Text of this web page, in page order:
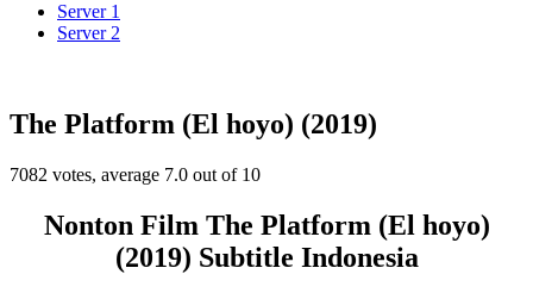
Server 1
Server 2
The Platform (El hoyo) (2019)
7082 votes, average 7.0 out of 10
Nonton Film The Platform (El hoyo)
(2019) Subtitle Indonesia